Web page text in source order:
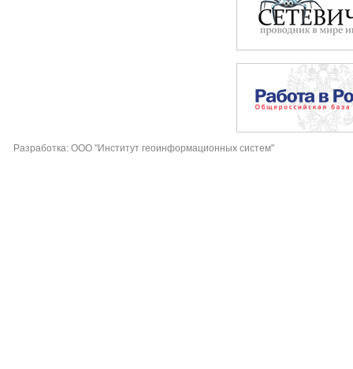
Разработка: ООО "Институт геоинформационных систем"